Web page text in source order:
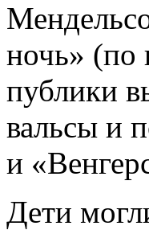
ночь»
публики
вальсы и
и
Дети